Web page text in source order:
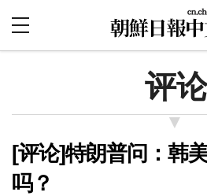
评论
[评论]特朗普问：韩
吗？